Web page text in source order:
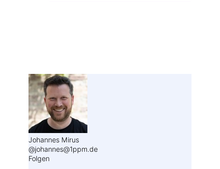
Johannes Mirus
@johannes@1ppm.de
Folgen